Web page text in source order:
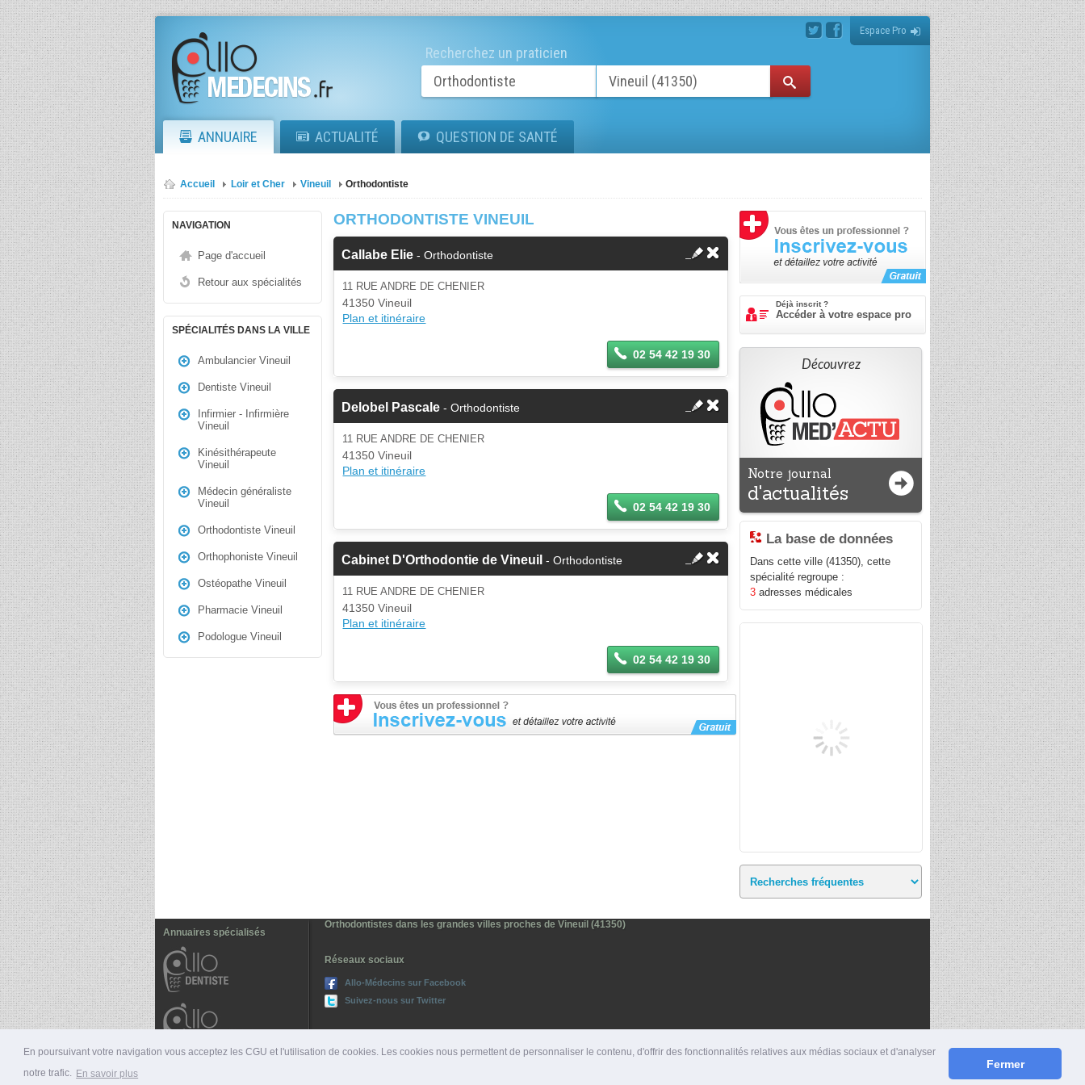
En poursuivant votre navigation vous acceptez les CGU et l'utilisation de cookies. Les cookies nous permettent de personnaliser le contenu, d'offrir des fonctionnalités relatives aux médias sociaux et d'analyser
notre trafic. En savoir plus
Fermer
Espace Pro
Recherchez un praticien
ANNUAIRE ACTUALITÉ QUESTION DE SANTÉ
Accueil Loir et Cher Vineuil Orthodontiste
NAVIGATION
Page d'accueil
Retour aux spécialités
SPÉCIALITÉS DANS LA VILLE
Ambulancier Vineuil
Dentiste Vineuil
Infirmier - Infirmière
Vineuil
Kinésithérapeute
Vineuil
Médecin généraliste
Vineuil
Orthodontiste Vineuil
Orthophoniste Vineuil
Ostéopathe Vineuil
Pharmacie Vineuil
Podologue Vineuil
ORTHODONTISTE VINEUIL
Callabe Elie - Orthodontiste
11 RUE ANDRE DE CHENIER
41350 Vineuil
Plan et itinéraire
02 54 42 19 30
Delobel Pascale - Orthodontiste
11 RUE ANDRE DE CHENIER
41350 Vineuil
Plan et itinéraire
02 54 42 19 30
Cabinet D'Orthodontie de Vineuil - Orthodontiste
11 RUE ANDRE DE CHENIER
41350 Vineuil
Plan et itinéraire
02 54 42 19 30
Déjà inscrit ?
Accéder à votre espace pro
Découvrez
Notre journal
d'actualités
La base de données
Dans cette ville (41350), cette
spécialité regroupe :
3 adresses médicales
Annuaires spécialisés
Orthodontistes dans les grandes villes proches de Vineuil (41350)
Réseaux sociaux
Allo-Médecins sur Facebook
Suivez-nous sur Twitter